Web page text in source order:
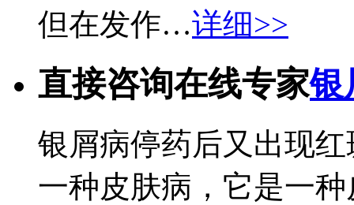
但在发作…详细>>
直接咨询在线专家银
银屑病停药后又出现
一种皮肤病，它是一